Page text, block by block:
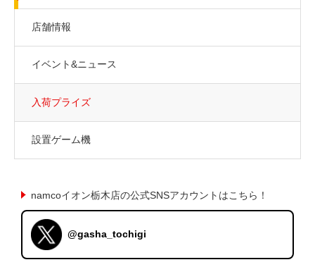
店舗情報
イベント&ニュース
入荷プライズ
設置ゲーム機
namcoイオン栃木店の公式SNSアカウントはこちら！
@gasha_tochigi